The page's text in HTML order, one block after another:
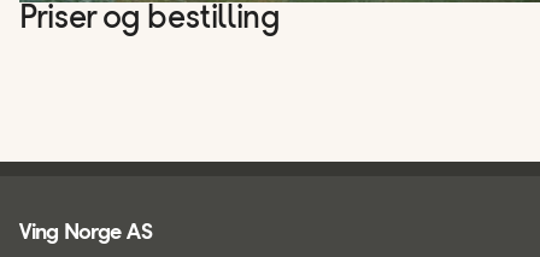
Priser og bestilling
Ving Norge AS